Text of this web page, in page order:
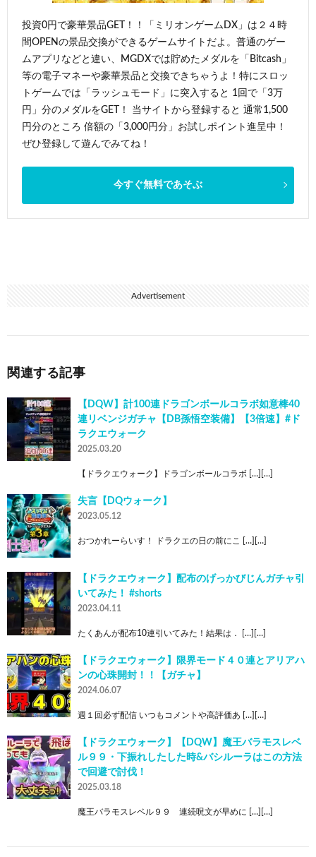
投資0円で豪華景品GET！！「ミリオンゲームDX」は２４時
間OPENの景品交換ができるゲームサイトだよ。普通のゲー
ムアプリなどと違い、MGDXでは貯めたメダルを「Bitcash」
等の電子マネーや豪華景品と交換できちゃうよ！特にスロッ
トゲームでは「ラッシュモード」に突入すると 1回で「3万
円」分のメダルをGET！ 当サイトから登録すると 通常1,500
円分のところ 倍額の「3,000円分」お試しポイント進呈中！
ぜひ登録して遊んでみてね！
今すぐ無料であそぶ
Advertisement
関連する記事
【DQW】計100連ドラゴンボールコラボ如意棒40
連リベンジガチャ【DB孫悟空装備】【3倍速】#ド
ラクエウォーク
2025.03.20
【ドラクエウォーク】ドラゴンボールコラボ […][…]
失言【DQウォーク】
2023.05.12
おつかれーらいす！ ドラクエの日の前にこ […][…]
【ドラクエウォーク】配布のげっかびじんガチャ引
いてみた！ #shorts
2023.04.11
たくあんが配布10連引いてみた！結果は． […][…]
【ドラクエウォーク】限界モード４０連とアリアハ
ンの心珠開封！！【ガチャ】
2024.06.07
週１回必ず配信 いつもコメントや高評価あ […][…]
【ドラクエウォーク】【DQW】魔王バラモスレベ
ル９９・下振れしたした時&バシルーラはこの方法
で回避で討伐！
2025.03.18
魔王バラモスレベル９９ 連続呪文が早めに […][…]